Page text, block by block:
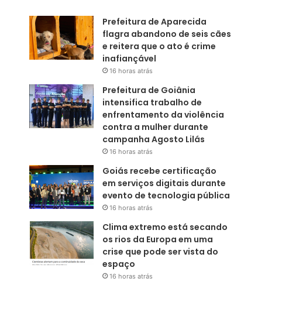
Prefeitura de Aparecida
flagra abandono de seis cães
e reitera que o ato é crime
inafiançável
16 horas atrás
Prefeitura de Goiânia
intensifica trabalho de
enfrentamento da violência
contra a mulher durante
campanha Agosto Lilás
16 horas atrás
Goiás recebe certificação
em serviços digitais durante
evento de tecnologia pública
16 horas atrás
Clima extremo está secando
os rios da Europa em uma
crise que pode ser vista do
espaço
16 horas atrás